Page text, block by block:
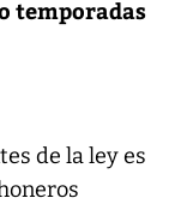
temporadas
de la ley es